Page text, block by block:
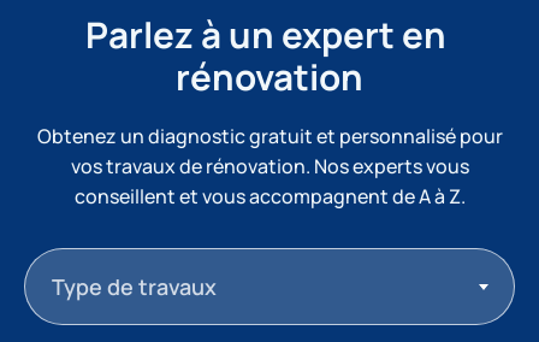
Parlez à un expert en
rénovation
Obtenez un diagnostic gratuit et personnalisé pour
vos travaux de rénovation. Nos experts vous
conseillent et vous accompagnent de A à Z.
Type de travaux